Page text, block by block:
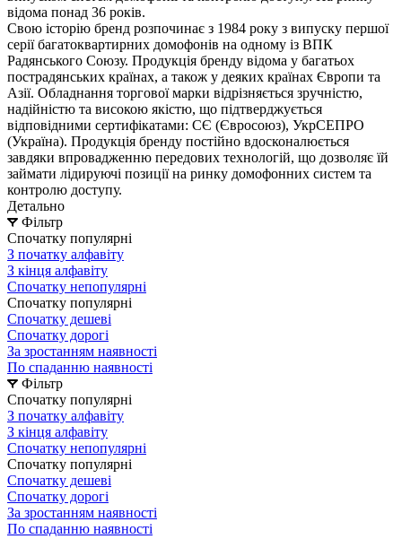
відома понад 36 років.
Свою історію бренд розпочинає з 1984 року з випуску першої
серії багатоквартирних домофонів на одному із ВПК
Радянського Союзу. Продукція бренду відома у багатьох
пострадянських країнах, а також у деяких країнах Європи та
Азії. Обладнання торгової марки відрізняється зручністю,
надійністю та високою якістю, що підтверджується
відповідними сертифікатами: СЄ (Євросоюз), УкрСЕПРО
(Україна). Продукція бренду постійно вдосконалюється
завдяки впровадженню передових технологій, що дозволяє їй
займати лідируючі позиції на ринку домофонних систем та
контролю доступу.
Детально
Фільтр
Спочатку популярні
З початку алфавіту
З кінця алфавіту
Спочатку непопулярні
Спочатку популярні
Спочатку дешеві
Спочатку дорогі
За зростанням наявності
По спаданню наявності
Фільтр
Спочатку популярні
З початку алфавіту
З кінця алфавіту
Спочатку непопулярні
Спочатку популярні
Спочатку дешеві
Спочатку дорогі
За зростанням наявності
По спаданню наявності